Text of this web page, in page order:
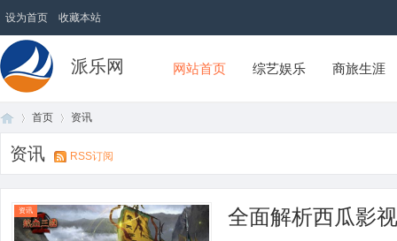
设为首页 收藏本站
派乐网 网站首页 综艺娱乐 商旅生涯
首页 资讯
资讯 RSS订阅
资讯 全面解析西瓜影